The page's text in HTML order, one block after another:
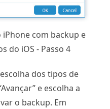
com backup e
do iOS - Passo 4
dos tipos de
e escolha a
o backup. Em